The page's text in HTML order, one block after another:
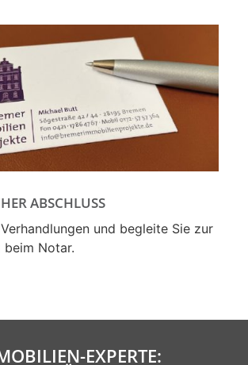
ABSCHLUSS
und begleite Sie zur
beim Notar.
EXPERTE: